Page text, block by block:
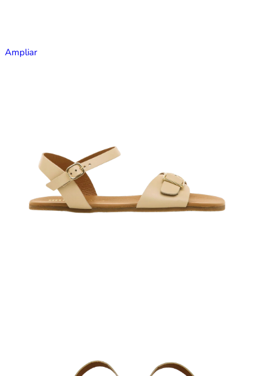
Ampliar